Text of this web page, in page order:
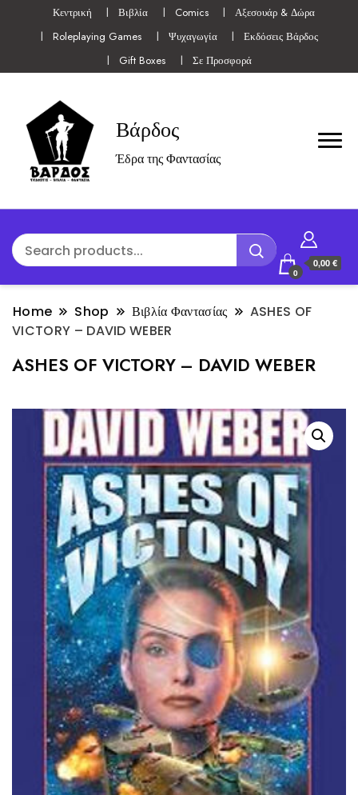
Κεντρική Βιβλία Comics
Αξεσουάρ & Δώρα
Roleplaying Games
Ψυχαγωγία
Εκδόσεις Βάρδος
Gift Boxes
Σε Προσφορά
Βάρδος
Έδρα της Φαντασίας
0
0,00 €
Home Shop Βιβλία Φαντασίας
ASHES OF
VICTORY – DAVID WEBER
ASHES OF VICTORY – DAVID WEBER